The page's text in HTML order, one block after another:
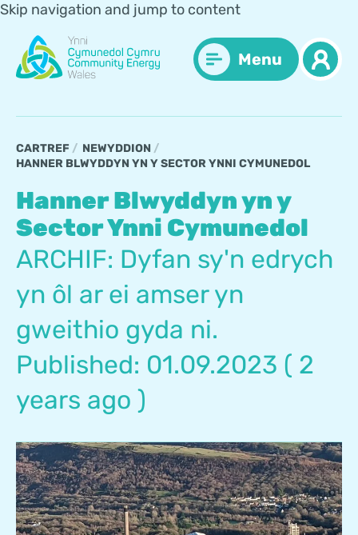
Skip navigation and jump to content
Menu
CARTREF
NEWYDDION
HANNER BLWYDDYN YN Y SECTOR YNNI CYMUNEDOL
Hanner Blwyddyn yn y
Sector Ynni Cymunedol
ARCHIF: Dyfan sy'n edrych
yn ôl ar ei amser yn
gweithio gyda ni.
Published: 01.09.2023 ( 2
years ago )